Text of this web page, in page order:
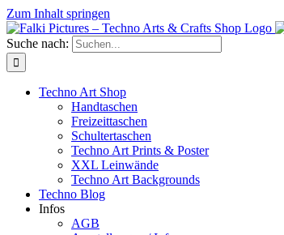
Zum Inhalt springen
Suche nach:
Techno Art Shop
Handtaschen
Freizeittaschen
Schultertaschen
Techno Art Prints & Poster
XXL Leinwände
Techno Art Backgrounds
Techno Blog
Infos
AGB